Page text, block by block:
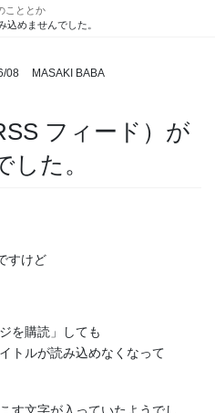
こととか
込めませんでした。
08 MASAKI BABA
フィード）が
た。
すけど
を購読」しても
トルが読み込めなくなって